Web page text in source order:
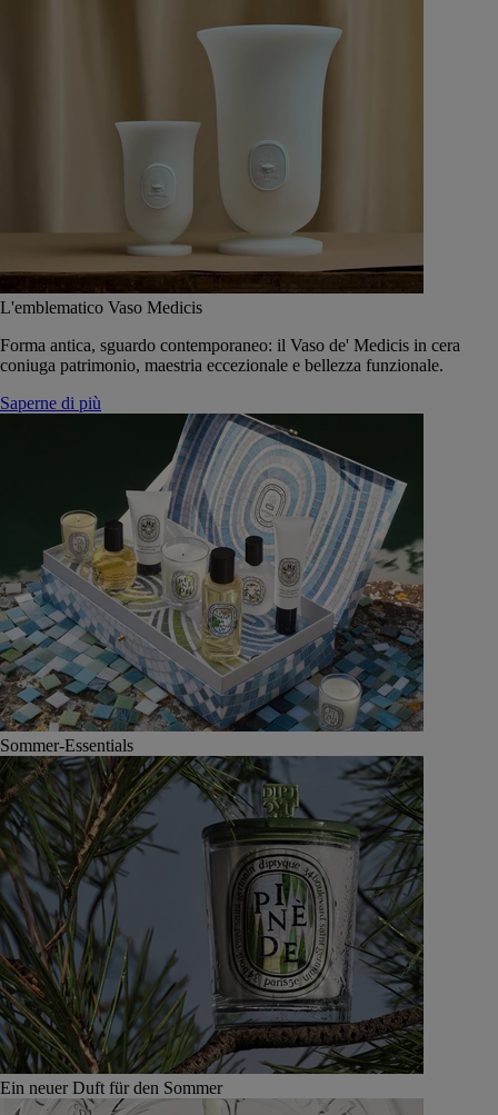
L'emblematico Vaso Medicis
Forma antica, sguardo contemporaneo: il Vaso de' Medicis in cera
coniuga patrimonio, maestria eccezionale e bellezza funzionale.
Saperne di più
Sommer-Essentials
Ein neuer Duft für den Sommer